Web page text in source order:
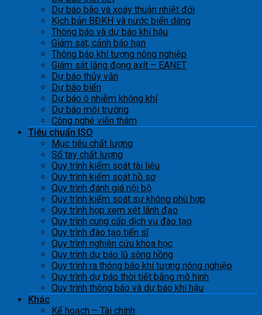
Dự báo bão và xoáy thuận nhiệt đới
Kịch bản BĐKH và nước biển dâng
Thông báo và dự báo khí hậu
Giám sát, cảnh báo hạn
Thông báo khí tượng nông nghiệp
Giám sát lắng đọng axít – EANET
Dự báo thủy văn
Dự báo biển
Dự báo ô nhiễm không khí
Dự báo môi trường
Công nghệ viễn thám
Tiêu chuẩn ISO
Mục tiêu chất lượng
Sổ tay chất lượng
Quy trình kiểm soát tài liệu
Quy trình kiểm soát hồ sơ
Quy trình đánh giá nội bộ
Quy trình kiểm soát sự không phù hợp
Quy trình họp xem xét lãnh đạo
Quy trình cung cấp dịch vụ đào tạo
Quy trình đào tạo tiến sĩ
Quy trình nghiên cứu khoa học
Quy trình dự báo lũ sông hồng
Quy trình ra thông báo khí tượng nông nghiệp
Quy trình dự báo thời tiết bằng mô hình
Quy trình thông báo và dự báo khí hậu
Khác
Kế hoạch – Tài chính